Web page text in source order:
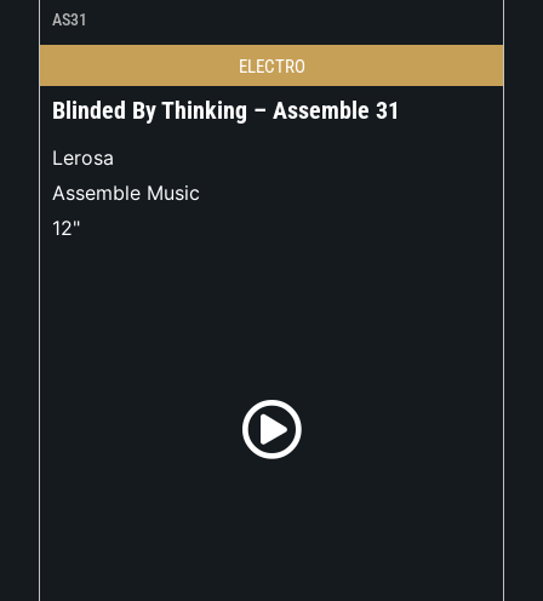
AS31
ELECTRO
Blinded By Thinking – Assemble 31
Lerosa
Assemble Music
12"